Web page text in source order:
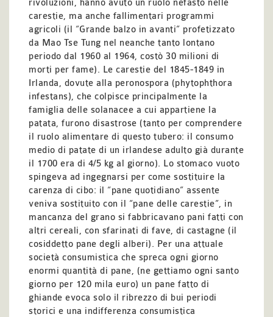
rivoluzioni, hanno avuto un ruolo nefasto nelle
carestie, ma anche fallimentari programmi
agricoli (il “Grande balzo in avanti” profetizzato
da Mao Tse Tung nel neanche tanto lontano
periodo dal 1960 al 1964, costò 30 milioni di
morti per fame). Le carestie del 1845-1849 in
Irlanda, dovute alla peronospora (phytophthora
infestans), che colpisce principalmente la
famiglia delle solanacee a cui appartiene la
patata, furono disastrose (tanto per comprendere
il ruolo alimentare di questo tubero: il consumo
medio di patate di un irlandese adulto già durante
il 1700 era di 4/5 kg al giorno). Lo stomaco vuoto
spingeva ad ingegnarsi per come sostituire la
carenza di cibo: il “pane quotidiano” assente
veniva sostituito con il “pane delle carestie”, in
mancanza del grano si fabbricavano pani fatti con
altri cereali, con sfarinati di fave, di castagne (il
cosiddetto pane degli alberi). Per una attuale
società consumistica che spreca ogni giorno
enormi quantità di pane, (ne gettiamo ogni santo
giorno per 120 mila euro) un pane fatto di
ghiande evoca solo il ribrezzo di bui periodi
storici e una indifferenza consumistica